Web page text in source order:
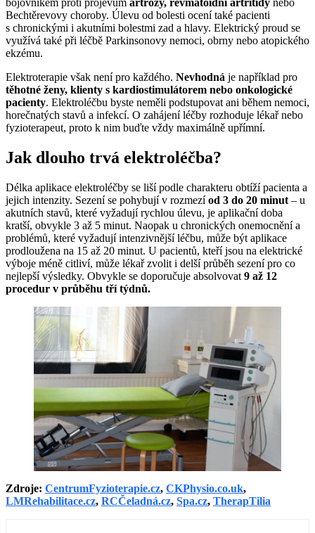
Bechtěrevovy choroby. Úlevu od bolesti ocení také pacienti
s chronickými i akutními bolestmi zad a hlavy. Elektrický proud se
využívá také při léčbě Parkinsonovy nemoci, obrny nebo atopického
ekzému.
Elektroterapie však není pro každého. Nevhodná je například pro
těhotné ženy, klienty s kardiostimulátorem nebo onkologické
pacienty. Elektroléčbu byste neměli podstupovat ani během nemoci,
horečnatých stavů a infekcí. O zahájení léčby rozhoduje lékař nebo
fyzioterapeut, proto k nim buďte vždy maximálně upřímní.
Jak dlouho trvá elektroléčba?
Délka aplikace elektroléčby se liší podle charakteru obtíží pacienta a
jejich intenzity. Sezení se pohybují v rozmezíod 3 do 20 minut – u
akutních stavů, které vyžadují rychlou úlevu, je aplikační doba
kratší, obvykle 3 až 5 minut. Naopak u chronických onemocnění a
problémů, které vyžadují intenzivnější léčbu, může být aplikace
prodloužena na 15 až 20 minut. U pacientů, kteří jsou na elektrické
výboje méně citliví, může lékař zvolit i delší průběh sezení pro co
nejlepší výsledky. Obvykle se doporučuje absolvovat 9 až 12
procedur v průběhu tří týdnů.
Zdroje: CentrumFyzioterapie.cz, CKPhysio.co.uk,
LMRehabilitace.cz, RCČeladná.cz, Spa.cz, TherapTilia